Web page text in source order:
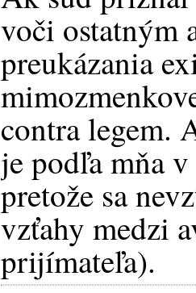
voči ostatným
preukázania
contra legem.
je podľa mňa
pretože sa
vzťahy medzi
prijímateľa).